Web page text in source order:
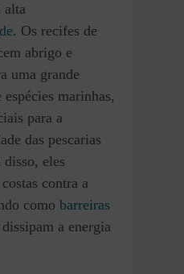
alta
. Os recifes de
abrigo e
uma grande
espécies marinhas,
para a
das pescarias
eles
contra a
como barreiras
dissipam a energia